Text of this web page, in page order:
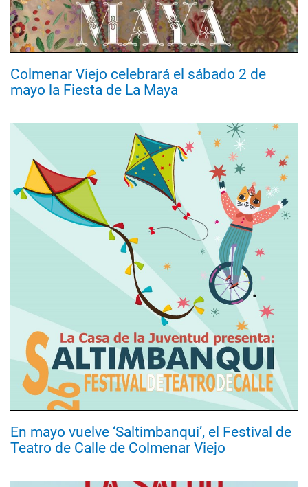
Colmenar Viejo celebrará el sábado 2 de
mayo la Fiesta de La Maya
En mayo vuelve ‘Saltimbanqui’, el Festival de
Teatro de Calle de Colmenar Viejo